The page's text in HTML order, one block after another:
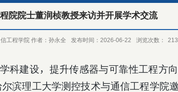
院院士董润桢教授来访并开展学术交流
工程学院 作者：孙永全 发布时间：2026-06-22 浏览次数： 213
科建设， 提升传感器与可靠性工程方
滨理工大学测控技术与通信工程学院